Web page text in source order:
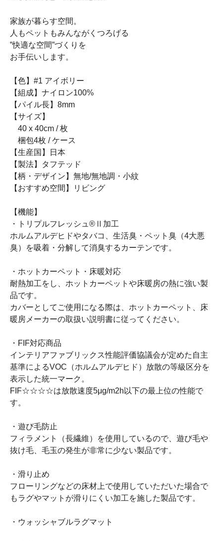
家族が暮らす空間。
人もペットもみんながくつろげる
”快適な空間”づくりを
お手伝いします。
【色】#1 アイボリー
【組成】ナイロン100%
【パイル長】8mm
【サイズ】
40 x 40cm / 枚
梱包4枚 / ケース
【生産国】日本
【製法】タフテッド
【柄・デザイン】無地/無地調・小紋
【おすすめ空間】リビング
【機能】
・トリプルフレッシュ®Ⅱ加工
ホルムアルデヒドやタバコ、生活臭・ペット臭（4大悪
臭）を吸着・分解して消臭するカーテンです。
・ホットカーペット・床暖対応
耐熱加工をし、ホットカーペットや床暖房の熱に強い製
品です。
カバーとしてご使用になる際は、ホットカーペット、床
暖房メーカーの取扱い説明書に従ってください。
・FIF対応商品
インテリアファブリックス性能評価協議会が定めた自主
基準によるVOC（ホルムアルデヒド）放散の等級区分を
表示した統一マーク。
FIF☆☆☆☆は放散速度5μg/m2h以下の最上位の性能で
す。
・遊び毛防止
フィラメント（長繊維）を使用しているので、遊び毛や
抜け毛、毛玉の発生が非常に少ない製品です。
・滑り止め
フローリングなどの床材上で使用していただいた場合で
もラグやマットが滑りにくい加工を施した製品です。
・ウォッシャブルラグマット